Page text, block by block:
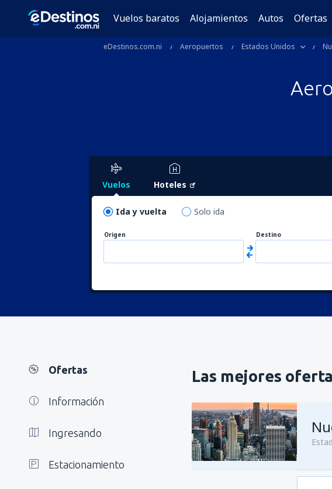
Vuelos baratos Alojamientos Autos Ofertas
eDestinos.com.ni Aeropuertos Estados Unidos
Vuelos Hoteles
Ida y vuelta Solo ida
Origen Destino
Ofertas
Información
Ingresando
Estacionamiento
Las mejores